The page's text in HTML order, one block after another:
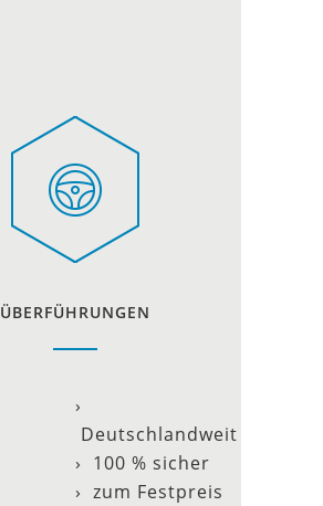
ÜBERFÜHRUNGEN
›
Deutschlandweit
› 100 % sicher
› zum Festpreis